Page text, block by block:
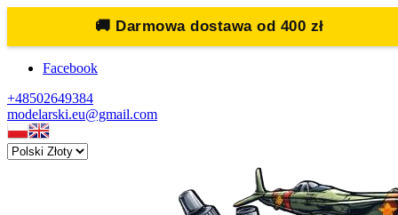
🚚 Darmowa dostawa od 400 zł
Facebook
+48502649384
modelarski.eu@gmail.com